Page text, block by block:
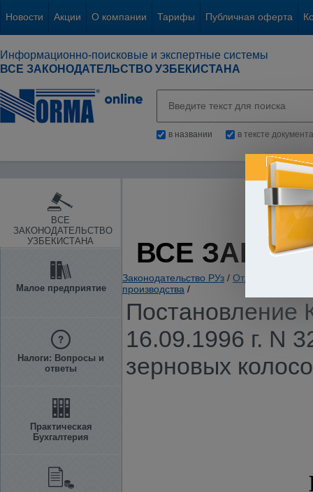
Новости Акции О компании Тарифы Публичная оферта
Информационно-поисковые и экспертные системы
ВСЕ ЗАКОНОДАТЕЛЬСТВО УЗБЕКИСТАНА
в названии в тексте документа
ВСЕ
ЗАКОНОДАТЕЛЬСТВО
УЗБЕКИСТАНА
Малое предприятие
Налоги: Вопросы и
ответы
Практическая
Бухгалтерия
ВСЕ
Законодательство РУз / Отдельные
производства /
Постановление
16.09.1996 г. N
зерновых